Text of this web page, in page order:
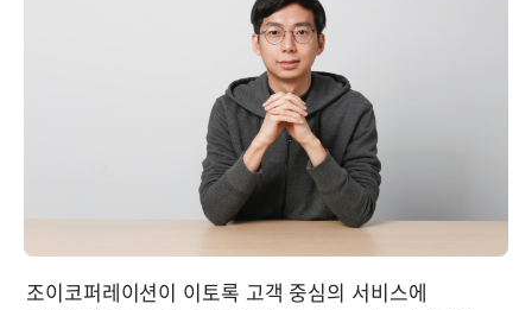
조이코퍼레이션이 이토록 고객 중심의 서비스에